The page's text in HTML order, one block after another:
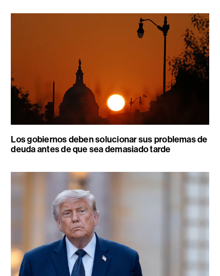
Los gobiernos deben solucionar sus problemas de
deuda antes de que sea demasiado tarde